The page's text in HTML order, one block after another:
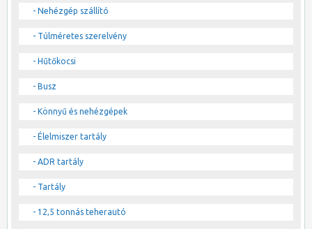
- Nehézgép szállító
- Túlméretes szerelvény
- Hűtőkocsi
- Busz
- Könnyű és nehézgépek
- Élelmiszer tartály
- ADR tartály
- Tartály
- 12,5 tonnás teherautó